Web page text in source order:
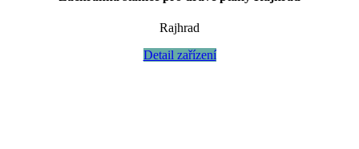
Rajhrad
Detail zařízení